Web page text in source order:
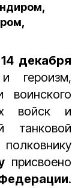
14 декабря
героизм,
воинского
войск и
танковой
присвоено
.